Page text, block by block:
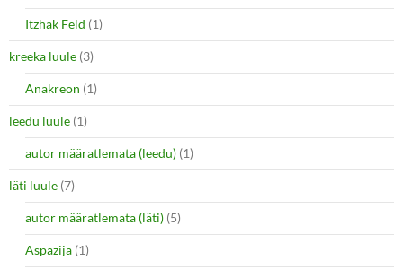
Itzhak Feld (1)
kreeka luule (3)
Anakreon (1)
leedu luule (1)
autor määratlemata (leedu) (1)
läti luule (7)
autor määratlemata (läti) (5)
Aspazija (1)